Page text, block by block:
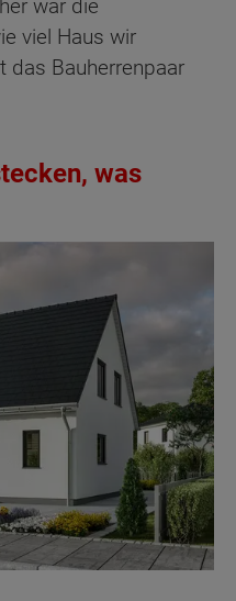
war die
viel Haus wir
das Bauherrenpaar
was